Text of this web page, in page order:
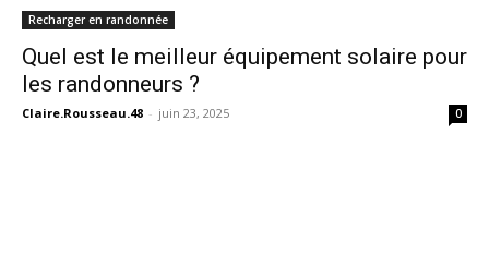
Recharger en randonnée
Quel est le meilleur équipement solaire pour
les randonneurs ?
Claire.Rousseau.48 - juin 23, 2025 0